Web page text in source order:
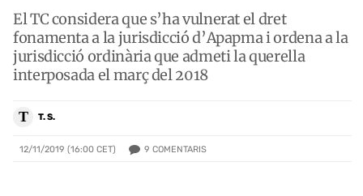
El TC considera que s’ha vulnerat el dret
fonamenta a la jurisdicció d’Apapma i ordena a la
jurisdicció ordinària que admeti la querella
interposada el març del 2018
T T. S.
12/11/2019 (16:00 CET) 9 COMENTARIS